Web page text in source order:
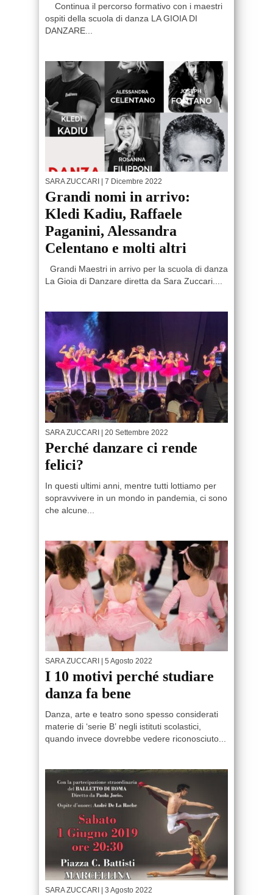
Continua il percorso formativo con i maestri
ospiti della scuola di danza LA GIOIA DI
DANZARE...
SARA ZUCCARI | 7 Dicembre 2022
Grandi nomi in arrivo:
Kledi Kadiu, Raffaele
Paganini, Alessandra
Celentano e molti altri
Grandi Maestri in arrivo per la scuola di danza
La Gioia di Danzare diretta da Sara Zuccari....
SARA ZUCCARI | 20 Settembre 2022
Perché danzare ci rende
felici?
In questi ultimi anni, mentre tutti lottiamo per
sopravvivere in un mondo in pandemia, ci sono
che alcune...
SARA ZUCCARI | 5 Agosto 2022
I 10 motivi perché studiare
danza fa bene
Danza, arte e teatro sono spesso considerati
materie di ‘serie B’ negli istituti scolastici,
quando invece dovrebbe vedere riconosciuto...
SARA ZUCCARI | 3 Agosto 2022